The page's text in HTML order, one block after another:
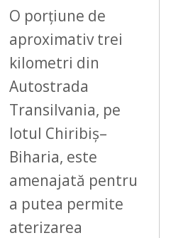
O porțiune de
aproximativ trei
kilometri din
Autostrada
Transilvania, pe
lotul Chiribiș–
Biharia, este
amenajată pentru
a putea permite
aterizarea